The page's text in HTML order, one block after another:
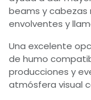
beams y cabezas
envolventes y
Una excelente
de humo
producciones y
atmósfera visual